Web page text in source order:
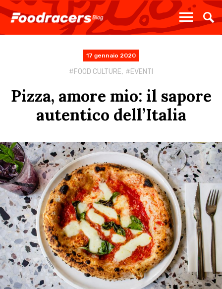
17 gennaio 2020
FOOD CULTURE, EVENTI
Pizza, amore mio: il sapore
autentico dell’Italia